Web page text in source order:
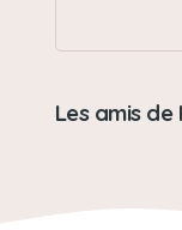
Sa bêtise
Faire pipi sur
Les amis de